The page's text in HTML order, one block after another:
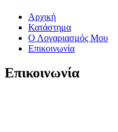
Αρχική
Κατάστημα
Ο Λογαριασμός Μου
Επικοινωνία
Επικοινωνία